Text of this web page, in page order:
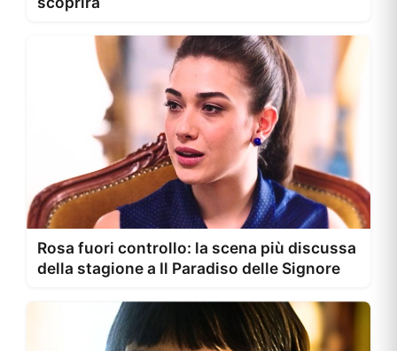
Rosa fuori controllo: la scena più discussa
della stagione a Il Paradiso delle Signore